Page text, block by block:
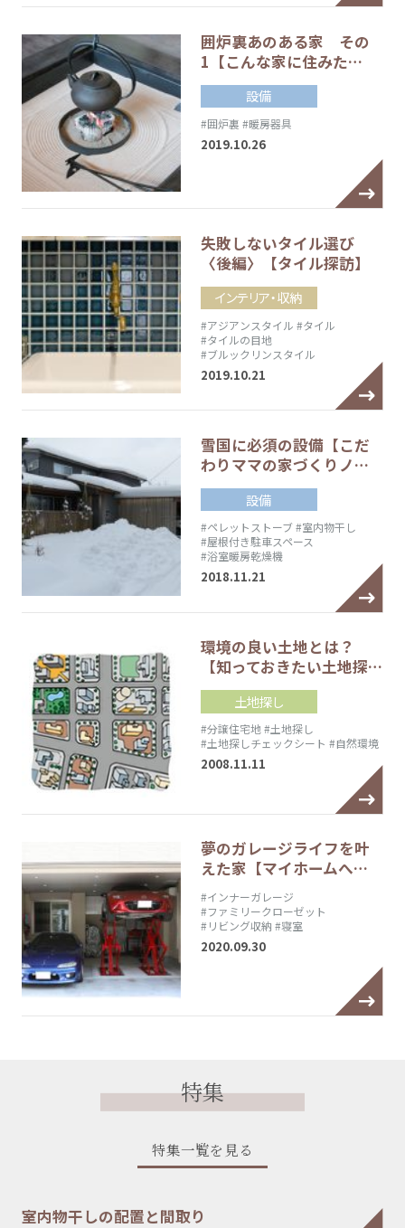
囲炉裏あのある家 その
1【こんな家に住みた…
設備
#囲炉裏 #暖房器具
2019.10.26
失敗しないタイル選び
〈後編〉【タイル探訪】
インテリア・収納
#アジアンスタイル #タイル
#タイルの目地
#ブルックリンスタイル
2019.10.21
雪国に必須の設備【こだ
わりママの家づくりノ…
設備
#ペレットストーブ#室内物干し
#屋根付き駐車スペース
#浴室暖房乾燥機
2018.11.21
環境の良い土地とは？
【知っておきたい土地探…
土地探し
#分譲住宅地#土地探し
#土地探しチェックシート #自然環境
2008.11.11
夢のガレージライフを叶
えた家【マイホームへ…
#インナーガレージ
#ファミリークローゼット
#リビング収納 #寝室
2020.09.30
特集
特集一覧を見る
室内物干しの配置と間取り